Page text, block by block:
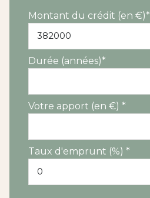
Montant du crédit (en €)*
Durée (années)*
Votre apport (en €) *
Taux d'emprunt (%) *